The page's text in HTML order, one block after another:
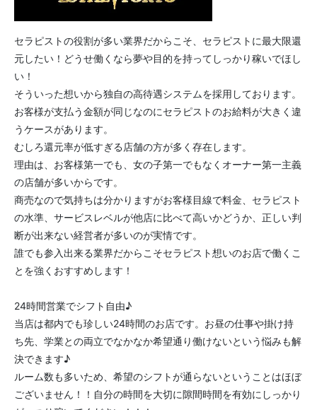
セラピストの役割が多い業界だからこそ、セラピストに最大限還
元したい！どうせ働くなら夢や目的を持ってしっかり稼いでほし
い！
そういった想いから独自の高待遇システムを採用しております。
お客様が支払う金額が同じなのにセラピストのお給料が大きく違
うケースがあります。
むしろ還元率が低すぎる店舗の方が多く存在します。
理由は、お客様第一でも、女の子第一でもなくオーナー第一主義
の店舗が多いからです。
商売なので気持ちは分かりますがお客様目線で料金、セラピスト
の水準、サービスレベルが他店に比べて高いかどうか、正しい判
断が出来ない経営者が多いのが実情です。
誰でも参入出来る業界だからこそセラピスト想いのお店で働くこ
とを強くおすすめします！
24時間営業でシフト自由♪
当店は都内でも珍しい24時間のお店です。お昼の仕事や掛け持
ち先、学業との両立でなかなか希望通り働けないという悩みも解
決できます♪
ルーム数も多いため、希望のシフトが通らないということはほぼ
ございません！！自分の時間を大切に隙間時間を有効にしっかり